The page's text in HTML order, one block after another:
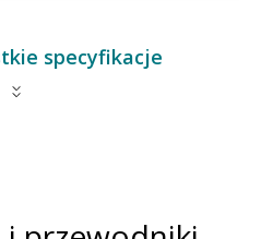
specyfikacje